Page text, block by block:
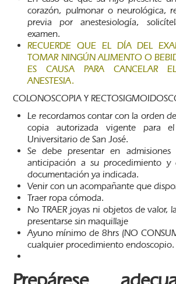
corazón, pulmonar o neurológica,
previa por anestesiología,
examen.
RECUERDE QUE EL DÍA DEL
TOMAR NINGÚN ALIMENTO O
ES CAUSA PARA CANCELAR
ANESTESIA.
COLONOSCOPIA Y
Le recordamos contar con la orden
copia autorizada vigente para
Universitario de San José.
Se debe presentar en
anticipación a su procedimiento y
documentación ya indicada.
Venir con un acompañante que
Traer ropa cómoda.
No TRAER joyas ni objetos de valor,
presentarse sin maquillaje
Ayuno mínimo de 8hrs (NO
cualquier procedimiento endoscopio.